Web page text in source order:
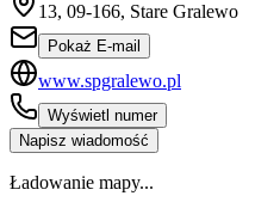
13, 09-166, Stare Gralewo
Pokaż E-mail
www.spgralewo.pl
Wyświetl numer
Napisz wiadomość
Ładowanie mapy...